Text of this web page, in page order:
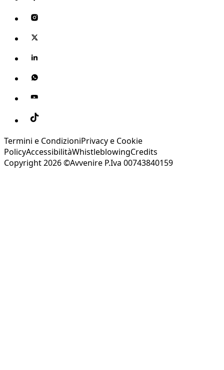
Termini e CondizioniPrivacy e Cookie
PolicyAccessibilitàWhistleblowingCredits
Copyright 2026 ©Avvenire P.Iva 00743840159